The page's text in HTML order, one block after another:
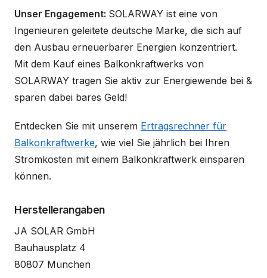
Unser Engagement: SOLARWAY ist eine von
Ingenieuren geleitete deutsche Marke, die sich auf
den Ausbau erneuerbarer Energien konzentriert.
Mit dem Kauf eines Balkonkraftwerks von
SOLARWAY tragen Sie aktiv zur Energiewende bei &
sparen dabei bares Geld!
Entdecken Sie mit unserem Ertragsrechner für
Balkonkraftwerke, wie viel Sie jährlich bei Ihren
Stromkosten mit einem Balkonkraftwerk einsparen
können.
Herstellerangaben
JA SOLAR GmbH
Bauhausplatz 4
80807 München